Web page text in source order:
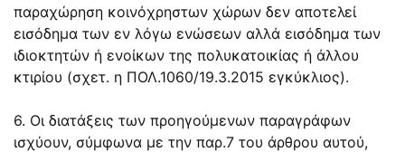
παραχώρηση κοινόχρηστων χώρων δεν αποτελεί
εισόδημα των εν λόγω ενώσεων αλλά εισόδημα των
ιδιοκτητών ή ενοίκων της πολυκατοικίας ή άλλου
κτιρίου (σχετ. η ΠΟΛ.1060/19.3.2015 εγκύκλιος).
6. Οι διατάξεις των προηγούμενων παραγράφων
ισχύουν, σύμφωνα με την παρ.7 του άρθρου αυτού,